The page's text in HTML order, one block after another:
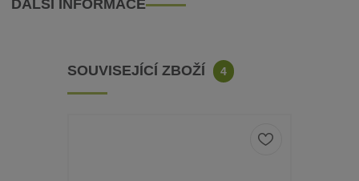
DALŠÍ INFORMACE
SOUVISEJÍCÍ ZBOŽÍ 4